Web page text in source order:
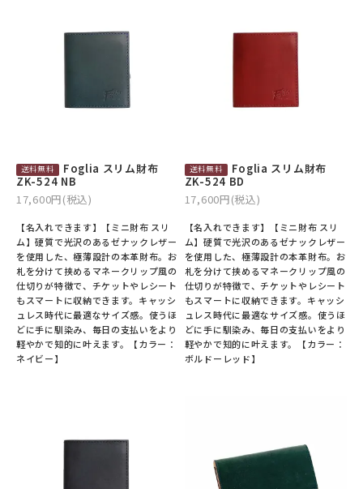
Foglia スリム財布
ZK-524 NB
17,600円(税込)
【名入れできます】【ミニ財布 スリ
ム】硬質で光沢のあるゼナックレザー
を使用した、極薄設計の本革財布。お
札を分けて挟めるマネークリップ風の
仕切りが特徴で、チケットやレシート
もスマートに収納できます。キャッシ
ュレス時代に最適なサイズ感。使うほ
どに手に馴染み、毎日の支払いをより
軽やかで知的に叶えます。【カラー：
ネイビー】
Foglia スリム財布
ZK-524 BD
17,600円(税込)
【名入れできます】【ミニ財布 スリ
ム】硬質で光沢のあるゼナックレザー
を使用した、極薄設計の本革財布。お
札を分けて挟めるマネークリップ風の
仕切りが特徴で、チケットやレシート
もスマートに収納できます。キャッシ
ュレス時代に最適なサイズ感。使うほ
どに手に馴染み、毎日の支払いをより
軽やかで知的に叶えます。【カラー：
ボルドーレッド】